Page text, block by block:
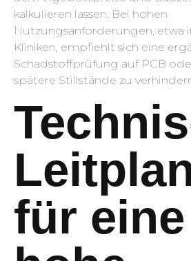
kalkulieren lassen. Bei hohen
Nutzungsanforderungen, etwa
Kliniken, empfiehlt sich eine
Schadstoffprüfung auf PCB
spätere Stillstände zu
für eine